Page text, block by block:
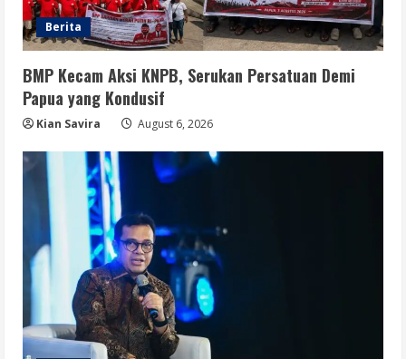
Berita
BMP Kecam Aksi KNPB, Serukan Persatuan Demi
Papua yang Kondusif
Kian Savira August 6, 2026